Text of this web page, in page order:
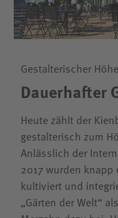
Gestalterischer
Dauerhafter
Heute zählt der
gestalterisch zum
Anlässlich der
2017 wurden
kultiviert und
„Gärten der Welt“